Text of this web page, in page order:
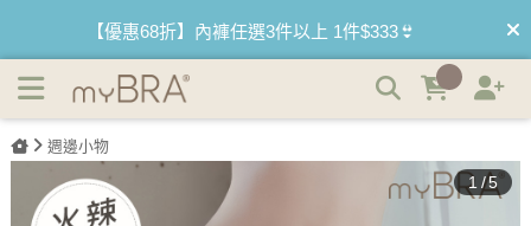
【優惠68折】內褲任選3件以上 1件$333👙
【買內衣免運費】台灣滿1200運費0元🚛
【首購優惠】新客最高可折$150再免運❗
【夏日滿額贈】把衣物壓縮收納袋回家 🌞
週邊小物
1 /5